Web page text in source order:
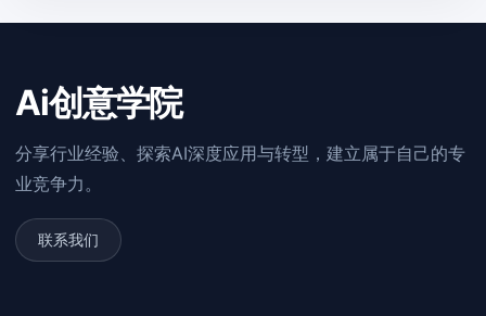
Ai创意学院
分享行业经验、探索AI深度应用与转型，建立属于自己的专
业竞争力。
联系我们